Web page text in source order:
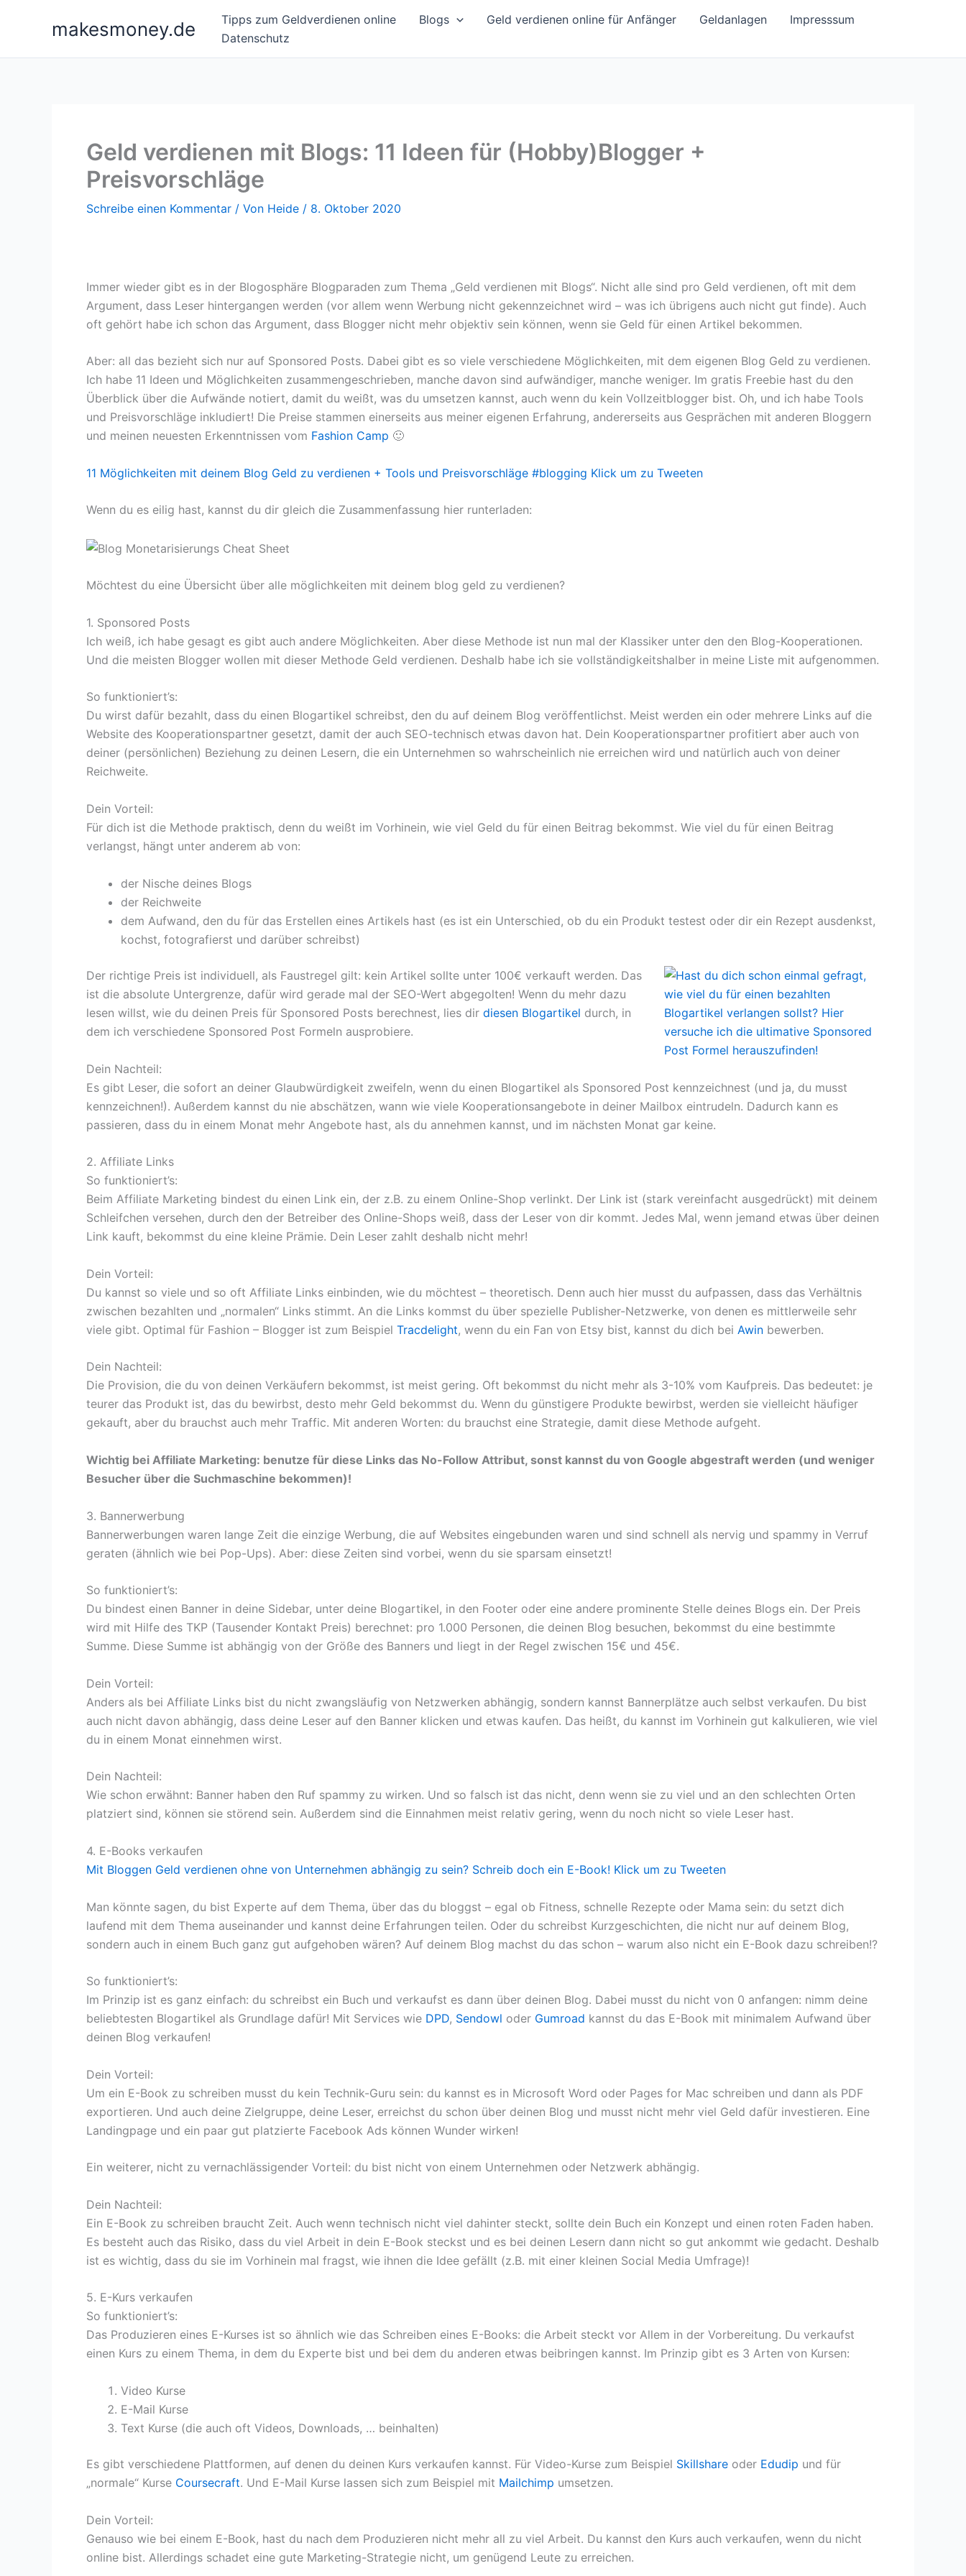
makesmoney.de Tipps zum Geldverdienen online Blogs Geld verdienen online für Anfänger Geldanlagen
Impresssum
Datenschutz
Geld verdienen mit Blogs: 11 Ideen für (Hobby)Blogger +
Preisvorschläge
Schreibe einen Kommentar / Von Heide / 8. Oktober 2020
Immer wieder gibt es in der Blogosphäre Blogparaden zum Thema „Geld verdienen mit Blogs“. Nicht alle sind pro Geld verdienen, oft mit dem
Argument, dass Leser hintergangen werden (vor allem wenn Werbung nicht gekennzeichnet wird – was ich übrigens auch nicht gut finde). Auch
oft gehört habe ich schon das Argument, dass Blogger nicht mehr objektiv sein können, wenn sie Geld für einen Artikel bekommen.
Aber: all das bezieht sich nur auf Sponsored Posts. Dabei gibt es so viele verschiedene Möglichkeiten, mit dem eigenen Blog Geld zu verdienen.
Ich habe 11 Ideen und Möglichkeiten zusammengeschrieben, manche davon sind aufwändiger, manche weniger. Im gratis Freebie hast du den
Überblick über die Aufwände notiert, damit du weißt, was du umsetzen kannst, auch wenn du kein Vollzeitblogger bist. Oh, und ich habe Tools
und Preisvorschläge inkludiert! Die Preise stammen einerseits aus meiner eigenen Erfahrung, andererseits aus Gesprächen mit anderen Bloggern
und meinen neuesten Erkenntnissen vom Fashion Camp 🙂
11 Möglichkeiten mit deinem Blog Geld zu verdienen + Tools und Preisvorschläge #blogging Klick um zu Tweeten
Wenn du es eilig hast, kannst du dir gleich die Zusammenfassung hier runterladen:
Möchtest du eine Übersicht über alle möglichkeiten mit deinem blog geld zu verdienen?
1. Sponsored Posts
Ich weiß, ich habe gesagt es gibt auch andere Möglichkeiten. Aber diese Methode ist nun mal der Klassiker unter den den Blog-Kooperationen.
Und die meisten Blogger wollen mit dieser Methode Geld verdienen. Deshalb habe ich sie vollständigkeitshalber in meine Liste mit aufgenommen.
So funktioniert’s:
Du wirst dafür bezahlt, dass du einen Blogartikel schreibst, den du auf deinem Blog veröffentlichst. Meist werden ein oder mehrere Links auf die
Website des Kooperationspartner gesetzt, damit der auch SEO-technisch etwas davon hat. Dein Kooperationspartner profitiert aber auch von
deiner (persönlichen) Beziehung zu deinen Lesern, die ein Unternehmen so wahrscheinlich nie erreichen wird und natürlich auch von deiner
Reichweite.
Dein Vorteil:
Für dich ist die Methode praktisch, denn du weißt im Vorhinein, wie viel Geld du für einen Beitrag bekommst. Wie viel du für einen Beitrag
verlangst, hängt unter anderem ab von:
der Nische deines Blogs
der Reichweite
dem Aufwand, den du für das Erstellen eines Artikels hast (es ist ein Unterschied, ob du ein Produkt testest oder dir ein Rezept ausdenkst,
kochst, fotografierst und darüber schreibst)
Der richtige Preis ist individuell, als Faustregel gilt: kein Artikel sollte unter 100€ verkauft werden. Das
ist die absolute Untergrenze, dafür wird gerade mal der SEO-Wert abgegolten! Wenn du mehr dazu
lesen willst, wie du deinen Preis für Sponsored Posts berechnest, lies dir diesen Blogartikel durch, in
dem ich verschiedene Sponsored Post Formeln ausprobiere.
Dein Nachteil:
Es gibt Leser, die sofort an deiner Glaubwürdigkeit zweifeln, wenn du einen Blogartikel als Sponsored Post kennzeichnest (und ja, du musst
kennzeichnen!). Außerdem kannst du nie abschätzen, wann wie viele Kooperationsangebote in deiner Mailbox eintrudeln. Dadurch kann es
passieren, dass du in einem Monat mehr Angebote hast, als du annehmen kannst, und im nächsten Monat gar keine.
2. Affiliate Links
So funktioniert’s:
Beim Affiliate Marketing bindest du einen Link ein, der z.B. zu einem Online-Shop verlinkt. Der Link ist (stark vereinfacht ausgedrückt) mit deinem
Schleifchen versehen, durch den der Betreiber des Online-Shops weiß, dass der Leser von dir kommt. Jedes Mal, wenn jemand etwas über deinen
Link kauft, bekommst du eine kleine Prämie. Dein Leser zahlt deshalb nicht mehr!
Dein Vorteil:
Du kannst so viele und so oft Affiliate Links einbinden, wie du möchtest – theoretisch. Denn auch hier musst du aufpassen, dass das Verhältnis
zwischen bezahlten und „normalen“ Links stimmt. An die Links kommst du über spezielle Publisher-Netzwerke, von denen es mittlerweile sehr
viele gibt. Optimal für Fashion – Blogger ist zum Beispiel Tracdelight, wenn du ein Fan von Etsy bist, kannst du dich bei Awin bewerben.
Dein Nachteil:
Die Provision, die du von deinen Verkäufern bekommst, ist meist gering. Oft bekommst du nicht mehr als 3-10% vom Kaufpreis. Das bedeutet: je
teurer das Produkt ist, das du bewirbst, desto mehr Geld bekommst du. Wenn du günstigere Produkte bewirbst, werden sie vielleicht häufiger
gekauft, aber du brauchst auch mehr Traffic. Mit anderen Worten: du brauchst eine Strategie, damit diese Methode aufgeht.
Wichtig bei Affiliate Marketing: benutze für diese Links das No-Follow Attribut, sonst kannst du von Google abgestraft werden (und weniger
Besucher über die Suchmaschine bekommen)!
3. Bannerwerbung
Bannerwerbungen waren lange Zeit die einzige Werbung, die auf Websites eingebunden waren und sind schnell als nervig und spammy in Verruf
geraten (ähnlich wie bei Pop-Ups). Aber: diese Zeiten sind vorbei, wenn du sie sparsam einsetzt!
So funktioniert’s:
Du bindest einen Banner in deine Sidebar, unter deine Blogartikel, in den Footer oder eine andere prominente Stelle deines Blogs ein. Der Preis
wird mit Hilfe des TKP (Tausender Kontakt Preis) berechnet: pro 1.000 Personen, die deinen Blog besuchen, bekommst du eine bestimmte
Summe. Diese Summe ist abhängig von der Größe des Banners und liegt in der Regel zwischen 15€ und 45€.
Dein Vorteil:
Anders als bei Affiliate Links bist du nicht zwangsläufig von Netzwerken abhängig, sondern kannst Bannerplätze auch selbst verkaufen. Du bist
auch nicht davon abhängig, dass deine Leser auf den Banner klicken und etwas kaufen. Das heißt, du kannst im Vorhinein gut kalkulieren, wie viel
du in einem Monat einnehmen wirst.
Dein Nachteil:
Wie schon erwähnt: Banner haben den Ruf spammy zu wirken. Und so falsch ist das nicht, denn wenn sie zu viel und an den schlechten Orten
platziert sind, können sie störend sein. Außerdem sind die Einnahmen meist relativ gering, wenn du noch nicht so viele Leser hast.
4. E-Books verkaufen
Mit Bloggen Geld verdienen ohne von Unternehmen abhängig zu sein? Schreib doch ein E-Book! Klick um zu Tweeten
Man könnte sagen, du bist Experte auf dem Thema, über das du bloggst – egal ob Fitness, schnelle Rezepte oder Mama sein: du setzt dich
laufend mit dem Thema auseinander und kannst deine Erfahrungen teilen. Oder du schreibst Kurzgeschichten, die nicht nur auf deinem Blog,
sondern auch in einem Buch ganz gut aufgehoben wären? Auf deinem Blog machst du das schon – warum also nicht ein E-Book dazu schreiben!?
So funktioniert’s:
Im Prinzip ist es ganz einfach: du schreibst ein Buch und verkaufst es dann über deinen Blog. Dabei musst du nicht von 0 anfangen: nimm deine
beliebtesten Blogartikel als Grundlage dafür! Mit Services wie DPD, Sendowl oder Gumroad kannst du das E-Book mit minimalem Aufwand über
deinen Blog verkaufen!
Dein Vorteil:
Um ein E-Book zu schreiben musst du kein Technik-Guru sein: du kannst es in Microsoft Word oder Pages for Mac schreiben und dann als PDF
exportieren. Und auch deine Zielgruppe, deine Leser, erreichst du schon über deinen Blog und musst nicht mehr viel Geld dafür investieren. Eine
Landingpage und ein paar gut platzierte Facebook Ads können Wunder wirken!
Ein weiterer, nicht zu vernachlässigender Vorteil: du bist nicht von einem Unternehmen oder Netzwerk abhängig.
Dein Nachteil:
Ein E-Book zu schreiben braucht Zeit. Auch wenn technisch nicht viel dahinter steckt, sollte dein Buch ein Konzept und einen roten Faden haben.
Es besteht auch das Risiko, dass du viel Arbeit in dein E-Book steckst und es bei deinen Lesern dann nicht so gut ankommt wie gedacht. Deshalb
ist es wichtig, dass du sie im Vorhinein mal fragst, wie ihnen die Idee gefällt (z.B. mit einer kleinen Social Media Umfrage)!
5. E-Kurs verkaufen
So funktioniert’s:
Das Produzieren eines E-Kurses ist so ähnlich wie das Schreiben eines E-Books: die Arbeit steckt vor Allem in der Vorbereitung. Du verkaufst
einen Kurs zu einem Thema, in dem du Experte bist und bei dem du anderen etwas beibringen kannst. Im Prinzip gibt es 3 Arten von Kursen:
Video Kurse
E-Mail Kurse
Text Kurse (die auch oft Videos, Downloads, … beinhalten)
Es gibt verschiedene Plattformen, auf denen du deinen Kurs verkaufen kannst. Für Video-Kurse zum Beispiel Skillshare oder Edudip und für
„normale“ Kurse Coursecraft. Und E-Mail Kurse lassen sich zum Beispiel mit Mailchimp umsetzen.
Dein Vorteil:
Genauso wie bei einem E-Book, hast du nach dem Produzieren nicht mehr all zu viel Arbeit. Du kannst den Kurs auch verkaufen, wenn du nicht
online bist. Allerdings schadet eine gute Marketing-Strategie nicht, um genügend Leute zu erreichen.